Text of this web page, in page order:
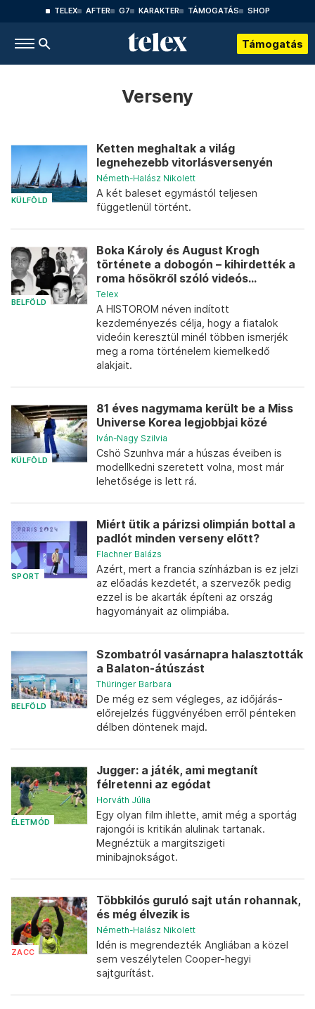
TELEX AFTER G7 KARAKTER TÁMOGATÁS SHOP
Támogatás
Verseny
KÜLFÖLD
Ketten meghaltak a világ
legnehezebb vitorlásversenyén
Németh-Halász Nikolett
A két baleset egymástól teljesen
függetlenül történt.
BELFÖLD
Boka Károly és August Krogh
története a dobogón – kihirdették a
roma hősökről szóló videós...
Telex
A HISTOROM néven indított
kezdeményezés célja, hogy a fiatalok
videóin keresztül minél többen ismerjék
meg a roma történelem kiemelkedő
alakjait.
KÜLFÖLD
81 éves nagymama került be a Miss
Universe Korea legjobbjai közé
Iván-Nagy Szilvia
Cshö Szunhva már a húszas éveiben is
modellkedni szeretett volna, most már
lehetősége is lett rá.
SPORT
Miért ütik a párizsi olimpián bottal a
padlót minden verseny előtt?
Flachner Balázs
Azért, mert a francia színházban is ez jelzi
az előadás kezdetét, a szervezők pedig
ezzel is be akarták építeni az ország
hagyományait az olimpiába.
BELFÖLD
Szombatról vasárnapra halasztották
a Balaton-átúszást
Thüringer Barbara
De még ez sem végleges, az időjárás-
előrejelzés függvényében erről pénteken
délben döntenek majd.
ÉLETMÓD
Jugger: a játék, ami megtanít
félretenni az egódat
Horváth Júlia
Egy olyan film ihlette, amit még a sportág
rajongói is kritikán alulinak tartanak.
Megnéztük a margitszigeti
minibajnokságot.
ZACC
Többkilós guruló sajt után rohannak,
és még élvezik is
Németh-Halász Nikolett
Idén is megrendezték Angliában a közel
sem veszélytelen Cooper-hegyi
sajtgurítást.